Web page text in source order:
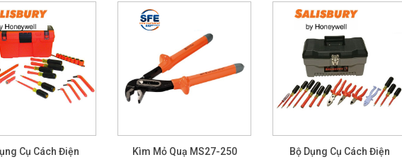
Cụ Cách Điện
Kìm Mỏ Quạ MS27-250
Bộ Dụng Cụ Cách Điện